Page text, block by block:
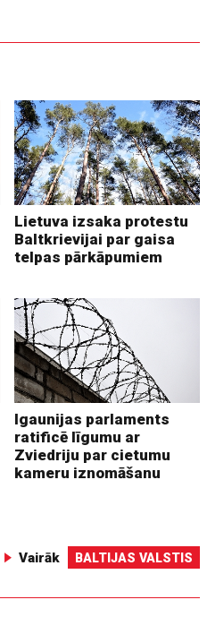
Lietuva izsaka protestu
Baltkrievijai par gaisa
telpas pārkāpumiem
Igaunijas parlaments
ratificē līgumu ar
Zviedriju par cietumu
kameru iznomāšanu
Vairāk BALTIJAS VALSTIS